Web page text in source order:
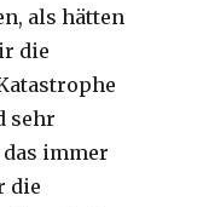
als hätten
die
sehr
immer
die